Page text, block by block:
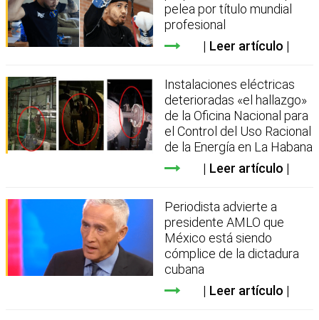
pelea por título mundial
profesional
Leer artículo
Instalaciones eléctricas
deterioradas «el hallazgo»
de la Oficina Nacional para
el Control del Uso Racional
de la Energía en La Habana
Leer artículo
Periodista advierte a
presidente AMLO que
México está siendo
cómplice de la dictadura
cubana
Leer artículo